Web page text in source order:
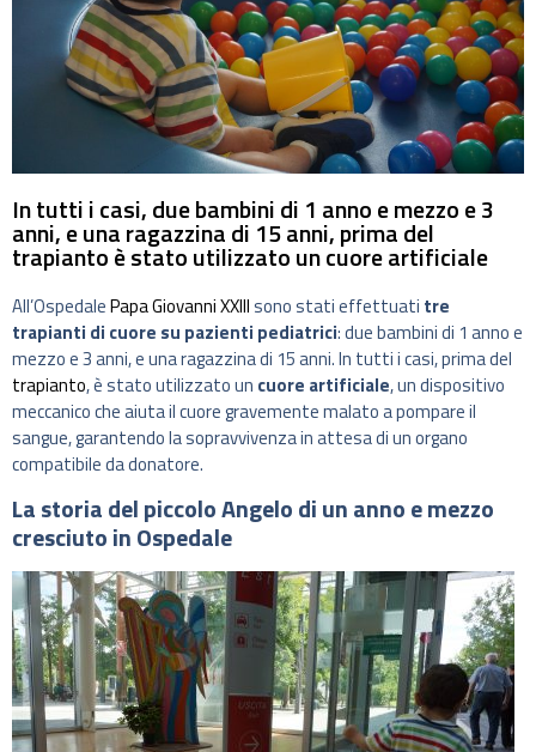
In tutti i casi, due bambini di 1 anno e mezzo e 3
anni, e una ragazzina di 15 anni, prima del
trapianto è stato utilizzato un cuore artificiale
All’OspedalePapa Giovanni XXIIIsono stati effettuati tre
trapianti di cuore su pazienti pediatrici: due bambini di 1 anno e
mezzo e 3 anni, e una ragazzina di 15 anni. In tutti i casi, prima del
trapianto, è stato utilizzato un cuore artificiale, un dispositivo
meccanico che aiuta il cuore gravemente malato a pompare il
sangue, garantendo la sopravvivenza in attesa di un organo
compatibile da donatore.
La storia del piccolo Angelo di un anno e mezzo
cresciuto in Ospedale